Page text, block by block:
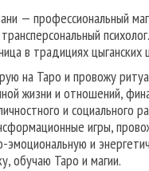
— профессиональный
психолог.
в традициях цыганских
на Таро и провожу
жизни и отношений,
и социального
игры,
эмоциональную и
обучаю Таро и магии.